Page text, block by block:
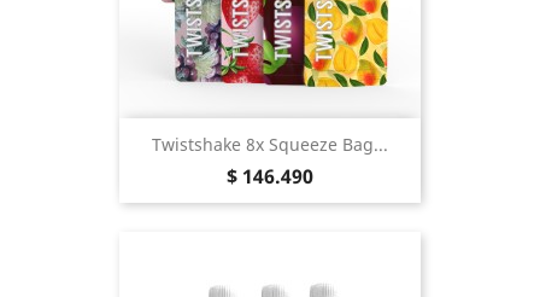
Twistshake 8x Squeeze Bag...
Precio
$ 146.490